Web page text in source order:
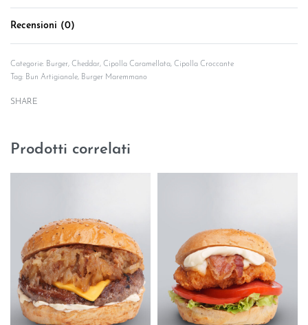
Recensioni (0)
Categorie: Burger, Cheddar, Cipolla Caramellata, Cipolla Croccante
Tag: Bun Artigianale, Burger Maremmano
SHARE
Prodotti correlati